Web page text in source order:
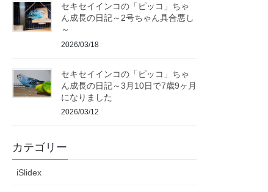
セキセイインコの「ピッコ」ちゃ
ん成長の日記～2号ちゃん具合悪し
～
2026/03/18
セキセイインコの「ピッコ」ちゃ
ん成長の日記～3月10日で7歳9ヶ月
になりました
2026/03/12
カテゴリー
iSlidex